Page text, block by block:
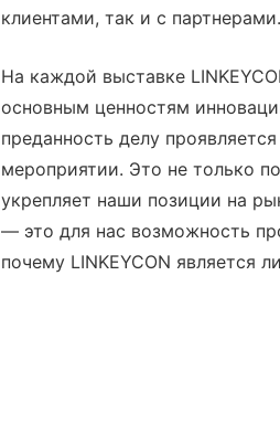
клиентами, так и с партнерами.
На каждой выставке
основным ценностям
преданность делу
мероприятии. Это не только
укрепляет наши позиции на
— это для нас возможность
почему LINKEYCON является